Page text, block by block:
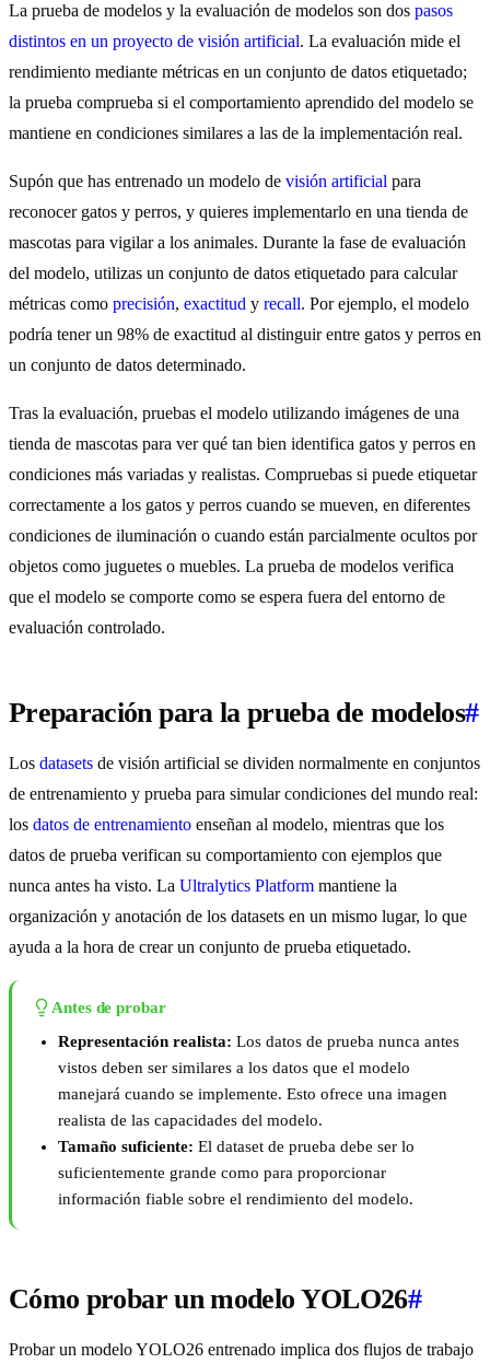
La prueba de modelos y la evaluación de modelos son dos pasos
distintos en un proyecto de visión artificial. La evaluación mide el
rendimiento mediante métricas en un conjunto de datos etiquetado;
la prueba comprueba si el comportamiento aprendido del modelo se
mantiene en condiciones similares a las de la implementación real.
Supón que has entrenado un modelo de visión artificial para
reconocer gatos y perros, y quieres implementarlo en una tienda de
mascotas para vigilar a los animales. Durante la fase de evaluación
del modelo, utilizas un conjunto de datos etiquetado para calcular
métricas como precisión, exactitud y recall. Por ejemplo, el modelo
podría tener un 98% de exactitud al distinguir entre gatos y perros en
un conjunto de datos determinado.
Tras la evaluación, pruebas el modelo utilizando imágenes de una
tienda de mascotas para ver qué tan bien identifica gatos y perros en
condiciones más variadas y realistas. Compruebas si puede etiquetar
correctamente a los gatos y perros cuando se mueven, en diferentes
condiciones de iluminación o cuando están parcialmente ocultos por
objetos como juguetes o muebles. La prueba de modelos verifica
que el modelo se comporte como se espera fuera del entorno de
evaluación controlado.
Preparación para la prueba de modelos#
Los datasets de visión artificial se dividen normalmente en conjuntos
de entrenamiento y prueba para simular condiciones del mundo real:
los datos de entrenamiento enseñan al modelo, mientras que los
datos de prueba verifican su comportamiento con ejemplos que
nunca antes ha visto. La Ultralytics Platform mantiene la
organización y anotación de los datasets en un mismo lugar, lo que
ayuda a la hora de crear un conjunto de prueba etiquetado.
Antes de probar
Representación realista: Los datos de prueba nunca antes
vistos deben ser similares a los datos que el modelo
manejará cuando se implemente. Esto ofrece una imagen
realista de las capacidades del modelo.
Tamaño suficiente: El dataset de prueba debe ser lo
suficientemente grande como para proporcionar
información fiable sobre el rendimiento del modelo.
Cómo probar un modelo YOLO26#
Probar un modelo YOLO26 entrenado implica dos flujos de trabajo